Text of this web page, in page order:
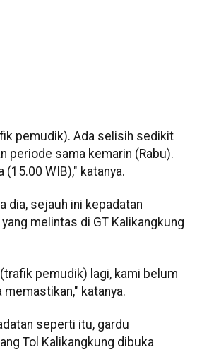
pemudik). Ada selisih sedikit
periode sama kemarin (Rabu).
(15.00 WIB)," katanya.
dia, sejauh ini kepadatan
melintas di GT Kalikangkung
pemudik) lagi, kami belum
katanya.
seperti itu, gardu
Tol Kalikangkung dibuka